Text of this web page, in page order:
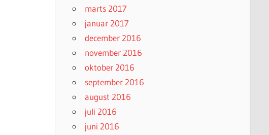
marts 2017
januar 2017
december 2016
november 2016
oktober 2016
september 2016
august 2016
juli 2016
juni 2016